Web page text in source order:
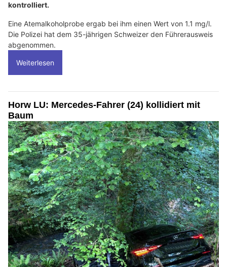
kontrolliert.
Eine Atemalkoholprobe ergab bei ihm einen Wert von 1.1 mg/l.
Die Polizei hat dem 35-jährigen Schweizer den Führerausweis
abgenommen.
Weiterlesen
Horw LU: Mercedes-Fahrer (24) kollidiert mit
Baum